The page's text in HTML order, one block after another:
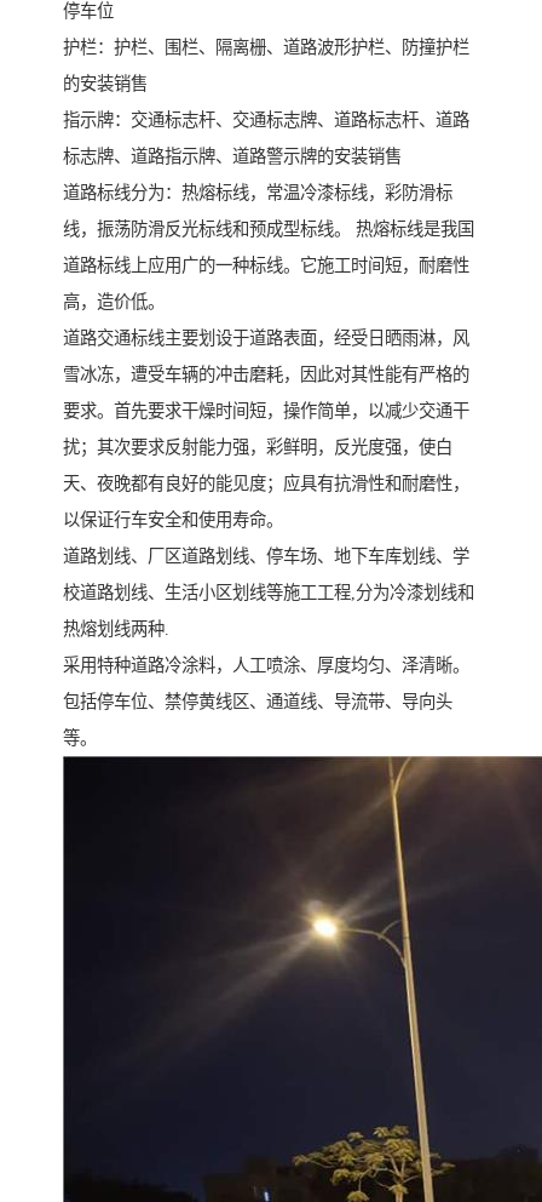
停车位
护栏：护栏、围栏、隔离栅、道路波形护栏、防撞护栏
的安装销售
指示牌：交通标志杆、交通标志牌、道路标志杆、道路
标志牌、道路指示牌、道路警示牌的安装销售
道路标线分为：热熔标线，常温冷漆标线，彩防滑标
线，振荡防滑反光标线和预成型标线。 热熔标线是我国
道路标线上应用广的一种标线。它施工时间短，耐磨性
高，造价低。
道路交通标线主要划设于道路表面，经受日晒雨淋，风
雪冰冻，遭受车辆的冲击磨耗，因此对其性能有严格的
要求。首先要求干燥时间短，操作简单，以减少交通干
扰；其次要求反射能力强，彩鲜明，反光度强，使白
天、夜晚都有良好的能见度；应具有抗滑性和耐磨性，
以保证行车安全和使用寿命。
道路划线、厂区道路划线、停车场、地下车库划线、学
校道路划线、生活小区划线等施工工程,分为冷漆划线和
热熔划线两种.
采用特种道路冷涂料，人工喷涂、厚度均匀、泽清晰。
包括停车位、禁停黄线区、通道线、导流带、导向头
等。